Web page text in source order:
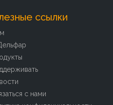
ссылки
с нами